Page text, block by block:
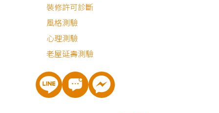
裝修許可診斷
風格測驗
心理測驗
老屋延壽測驗
防火區劃是指依循法規來設計建築物，預防建築物在遭遇火
時，火勢迅速蔓延，保障居住者的安危。因此要做裝修規劃
也要理解防火區劃的基礎，如此能讓居家防火能力有所保障
防火區劃功能